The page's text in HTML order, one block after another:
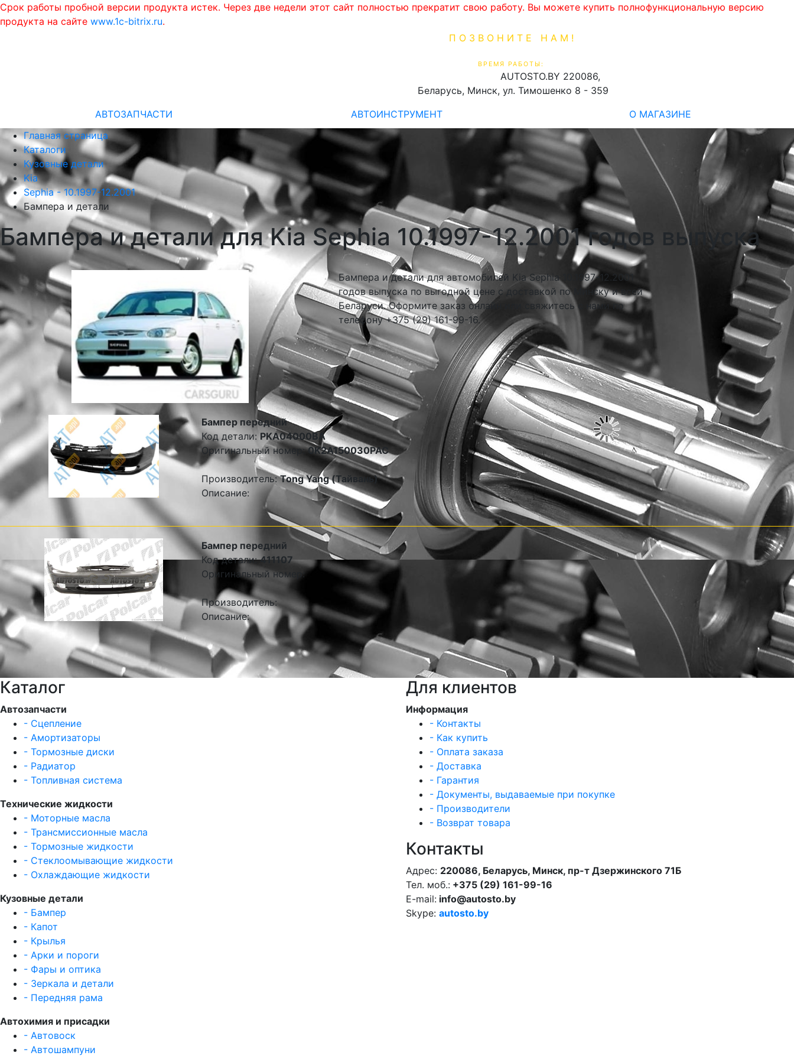
Срок работы пробной версии продукта истек. Через две недели этот сайт полностью прекратит свою работу. Вы можете купить полнофункциональную версию
продукта на сайте www.1c-bitrix.ru.
ПОЗВОНИТЕ НАМ!
ВРЕМЯ РАБОТЫ:
AUTOSTO.BY 220086,
Беларусь, Минск, ул. Тимошенко 8 - 359
АВТОЗАПЧАСТИ АВТОИНСТРУМЕНТ
О МАГАЗИНЕ
Главная страница
Каталоги
Кузовные детали
Kia
Sephia - 10.1997-12.2001
Бампера и детали
Бампера и детали для Kia Sephia 10.1997-12.2001 годов выпуска
Бампера и детали для автомобилей Kia Sephia 10.1997-12.2001
годов выпуска по выгодной цене с доставкой по Минску и всей
Беларуси. Оформите заказ онлайн или свяжитесь с нами по
телефону +375 (29) 161-99-16.
Бампер передний
Код детали: PKA04000BA
Оригинальный номер:0K2A150030PAC
Производитель:Tong Yang (Тайвань)
Описание:
Бампер передний
Код детали:411107
Оригинальный номер:
Производитель:
Описание:
Каталог
Автозапчасти
- Сцепление
- Амортизаторы
- Тормозные диски
- Радиатор
- Топливная система
Технические жидкости
- Моторные масла
- Трансмиссионные масла
- Тормозные жидкости
- Стеклоомывающие жидкости
- Охлаждающие жидкости
Кузовные детали
- Бампер
- Капот
- Крылья
- Арки и пороги
- Фары и оптика
- Зеркала и детали
- Передняя рама
Автохимия и присадки
- Автовоск
- Автошампуни
Для клиентов
Информация
- Контакты
- Как купить
- Оплата заказа
- Доставка
- Гарантия
- Документы, выдаваемые при покупке
- Производители
- Возврат товара
Контакты
Адрес: 220086, Беларусь, Минск, пр-т Дзержинского 71Б
Тел. моб.: +375 (29) 161-99-16
E-mail: info@autosto.by
Skype: autosto.by